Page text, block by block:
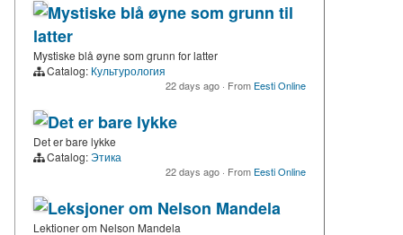
Mystiske blå øyne som grunn til
latter
Mystiske blå øyne som grunn for latter
Catalog: Культурология
22 days ago · From Eesti Online
Det er bare lykke
Det er bare lykke
Catalog:Этика
22 days ago · From Eesti Online
Leksjoner om Nelson Mandela
Lektioner om Nelson Mandela